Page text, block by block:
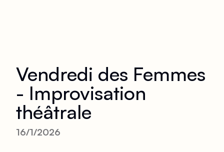
Vendredi des Femmes
- Improvisation
théâtrale
16/1/2026